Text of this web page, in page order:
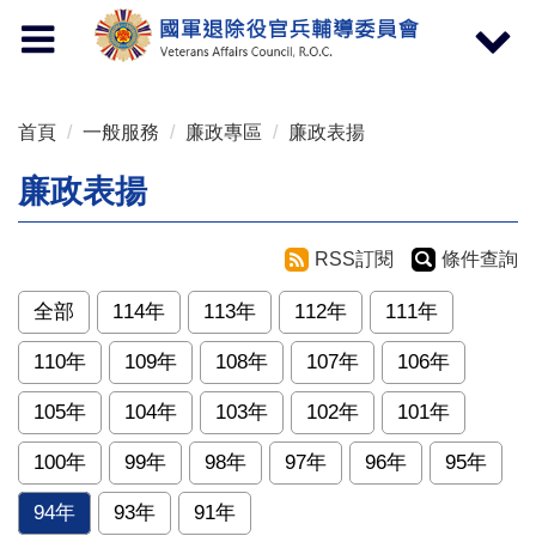
Toggle
navigation
Toggle
首頁 一般服務 廉政專區 廉政表揚
廉政表揚
RSS訂閱 條件查詢
全部 114年 113年 112年 111年
110年 109年 108年 107年 106年
105年 104年 103年 102年 101年
100年 99年 98年 97年 96年 95年
94年 93年 91年